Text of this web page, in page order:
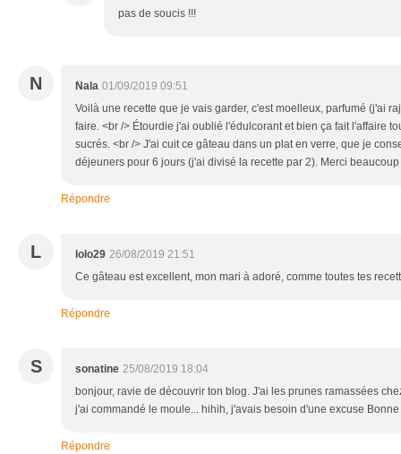
pas de soucis !!!
N Nala 01/09/2019 09:51
Voilà une recette que je vais garder, c'est moelleux, parfumé (j'ai
faire. <br /> Étourdie j'ai oublié l'édulcorant et bien ça fait l'affaire
sucrés. <br /> J'ai cuit ce gâteau dans un plat en verre, que je
déjeuners pour 6 jours (j'ai divisé la recette par 2). Merci
Répondre
L lolo29 26/08/2019 21:51
Ce gâteau est excellent, mon mari à adoré, comme toutes tes
Répondre
S sonatine 25/08/2019 18:04
bonjour, ravie de découvrir ton blog. J'ai les prunes ramassées
j'ai commandé le moule... hihih, j'avais besoin d'une excuse
Répondre